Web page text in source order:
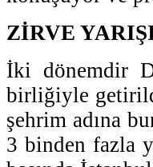
ZİRVE
İki dönemdir
birliğiyle
şehrim adına
3 binden fazla